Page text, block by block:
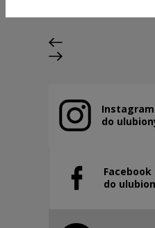
Poprzedni slajd
Następny slajd
do
Uwaga, link
do
Uwaga, link